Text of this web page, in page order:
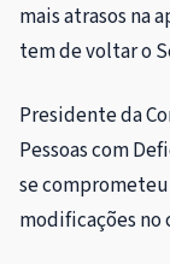
mais atrasos na
tem de voltar o
Presidente da
Pessoas com
se
modificações no